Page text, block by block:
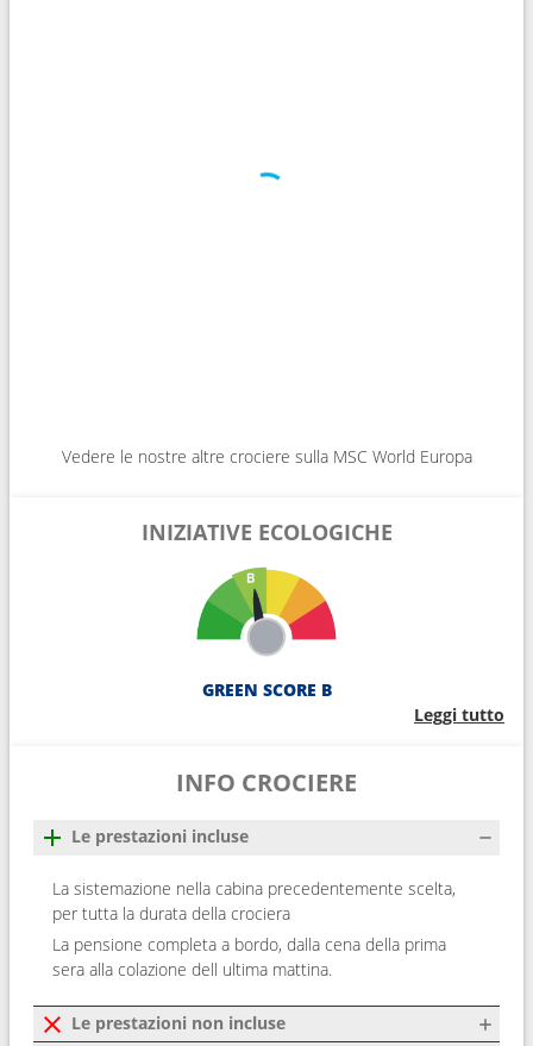
Vedere le nostre altre crociere sulla MSC World Europa
INIZIATIVE ECOLOGICHE
GREEN SCORE B
Leggi tutto
INFO CROCIERE
Le prestazioni incluse
La sistemazione nella cabina precedentemente scelta,
per tutta la durata della crociera
La pensione completa a bordo, dalla cena della prima
sera alla colazione dell ultima mattina.
Le prestazioni non incluse